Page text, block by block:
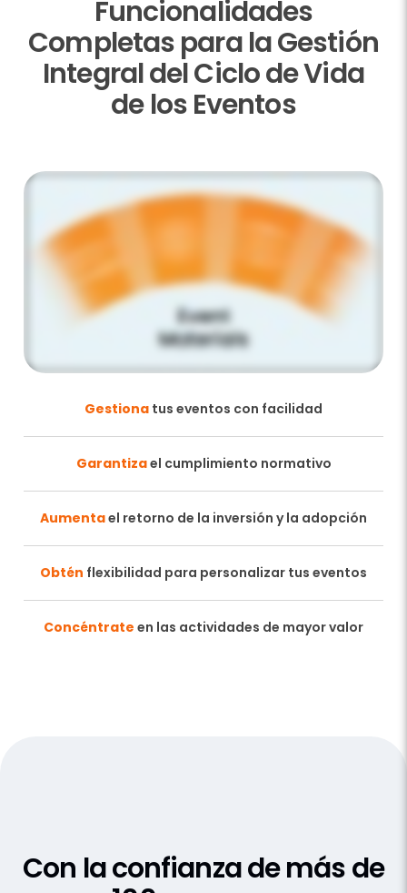
Funcionalidades
Completas para la Gestión
Integral del Ciclo de Vida
de los Eventos
Gestiona tus eventos con facilidad
Garantizael cumplimiento normativo
Aumentael retorno de la inversión y la adopción
Obtén flexibilidad para personalizar tus eventos
Concéntrate en las actividades de mayor valor
Con la confianza de más de